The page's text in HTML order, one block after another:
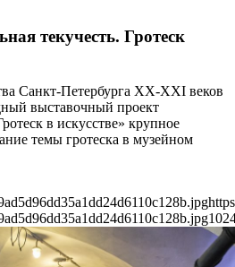
текучесть. Гротеск
Санкт-Петербурга ХХ-ХХI веков
выставочный проект
в искусстве» крупное
темы гротеска в музейном